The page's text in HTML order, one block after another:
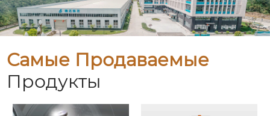
Самые Продаваемые
Продукты